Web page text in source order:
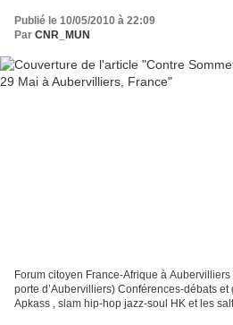
Publié le 10/05/2010 à 22:09
Par CNR_MUN
Forum citoyen France-Afrique à
porte d’Aubervilliers) Conférences-débats
Apkass , slam hip-hop jazz-soul HK et les